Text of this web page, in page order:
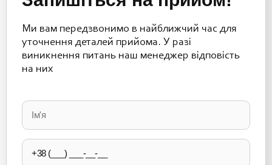
Ми вам передзвонимо в найближчий час для
уточнення деталей прийома. У разі
виникнення питань наш менеджер відповість
на них
leave
this
field
empty.